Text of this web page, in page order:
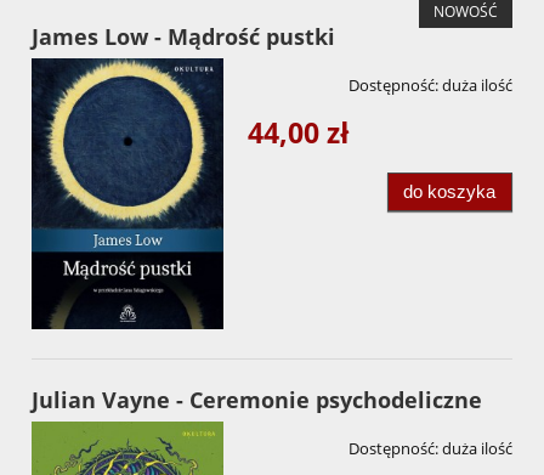
James Low - Mądrość pustki
Dostępność:duża ilość
44,00 zł
do koszyka
NOWOŚĆ
Julian Vayne - Ceremonie psychodeliczne
Dostępność:duża ilość